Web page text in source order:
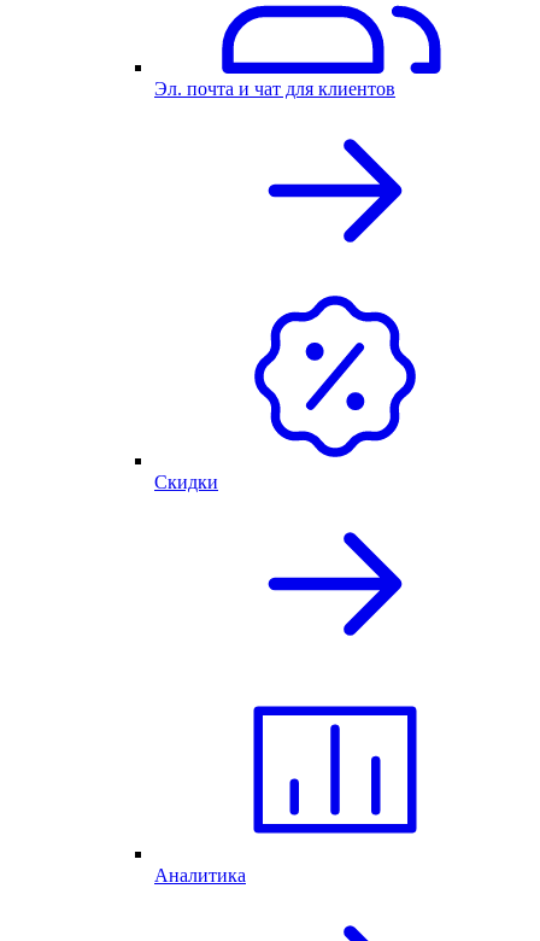
Эл. почта и чат для клиентов
Скидки
Аналитика